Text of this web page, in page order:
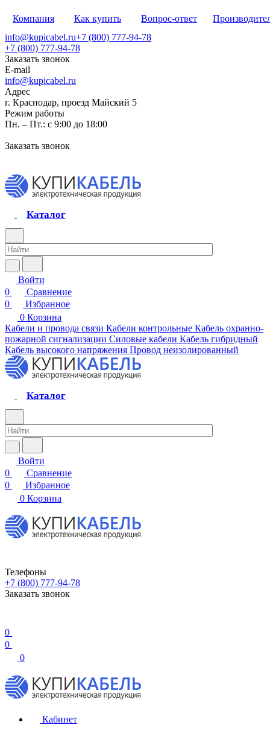
Компания Как купить Вопрос-ответ
info@kupicabel.ru+7 (800) 777-94-78
+7 (800) 777-94-78
Заказать звонок
E-mail
info@kupicabel.ru
Адрес
г. Краснодар, проезд Майский 5
Режим работы
Пн. – Пт.: с 9:00 до 18:00
Заказать звонок
Каталог
Войти
0
Сравнение
0
Избранное
0 Корзина
Кабели и провода связи Кабели контрольные Кабель охранно-
пожарной сигнализации Силовые кабели Кабель гибридный
Кабель высокого напряжения Провод неизолированный
Каталог
Войти
0
Сравнение
0
Избранное
0 Корзина
Телефоны
+7 (800) 777-94-78
Заказать звонок
0
0
0
Кабинет